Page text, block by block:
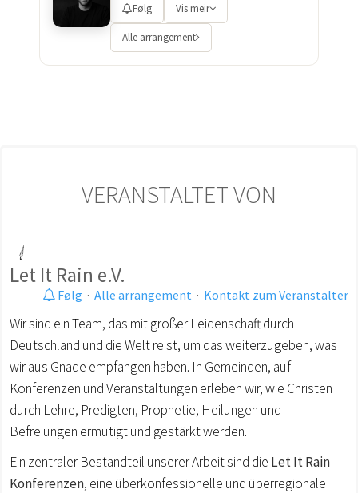
Følg Vis meir
Alle arrangement
VERANSTALTET VON
Let It Rain e.V.
Følg · Alle arrangement · Kontakt zum Veranstalter
Wir sind ein Team, das mit großer Leidenschaft durch
Deutschland und die Welt reist, um das weiterzugeben, was
wir aus Gnade empfangen haben. In Gemeinden, auf
Konferenzen und Veranstaltungen erleben wir, wie Christen
durch Lehre, Predigten, Prophetie, Heilungen und
Befreiungen ermutigt und gestärkt werden.
Ein zentraler Bestandteil unserer Arbeit sind die Let It Rain
Konferenzen, eine überkonfessionelle und überregionale